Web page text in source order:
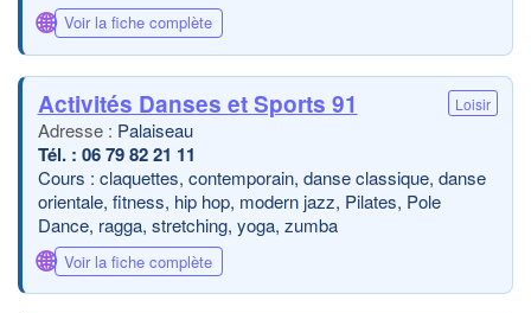
🌐 Voir la fiche complète
Activités Danses et Sports 91 Loisir
Palaiseau
06 79 82 21 11
Cours : claquettes, contemporain, danse classique, danse
orientale, fitness, hip hop, modern jazz, Pilates, Pole
Dance, ragga, stretching, yoga, zumba
🌐 Voir la fiche complète